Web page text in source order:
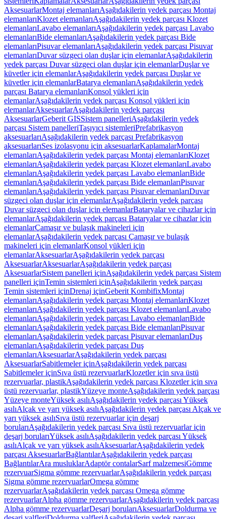
AksesuarlarMontaj elemanlarıAşağıdakilerin yedek parçası Montaj
elemanlarıKlozet elemanlarıAşağıdakilerin yedek parçası Klozet
elemanlarıLavabo elemanlarıAşağıdakilerin yedek parçası Lavabo
elemanlarıBide elemanlarıAşağıdakilerin yedek parçası Bide
elemanlarıPisuvar elemanlarıAşağıdakilerin yedek parçası Pisuvar
elemanlarıDuvar süzgeci olan duşlar için elemanlarAşağıdakilerin
yedek parçası Duvar süzgeci olan duşlar için elemanlarDuşlar ve
küvetler için elemanlarAşağıdakilerin yedek parçası Duşlar ve
küvetler için elemanlarBatarya elemanlarıAşağıdakilerin yedek
parçası Batarya elemanlarıKonsol yükleri için
elemanlarAşağıdakilerin yedek parçası Konsol yükleri için
elemanlarAksesuarlarAşağıdakilerin yedek parçası
AksesuarlarGeberit GISSistem panelleriAşağıdakilerin yedek
parçası Sistem panelleriTaşıyıcı sistemleriPrefabrikasyon
aksesuarlarıAşağıdakilerin yedek parçası Prefabrikasyon
aksesuarlarıSes izolasyonu için aksesuarlarKaplamalarMontaj
elemanlarıAşağıdakilerin yedek parçası Montaj elemanlarıKlozet
elemanlarıAşağıdakilerin yedek parçası Klozet elemanlarıLavabo
elemanlarıAşağıdakilerin yedek parçası Lavabo elemanlarıBide
elemanlarıAşağıdakilerin yedek parçası Bide elemanlarıPisuvar
elemanlarıAşağıdakilerin yedek parçası Pisuvar elemanlarıDuvar
süzgeci olan duşlar için elemanlarAşağıdakilerin yedek parçası
Duvar süzgeci olan duşlar için elemanlarBataryalar ve cihazlar için
elemanlarAşağıdakilerin yedek parçası Bataryalar ve cihazlar için
elemanlarÇamaşır ve bulaşık makineleri için
elemanlarAşağıdakilerin yedek parçası Çamaşır ve bulaşık
makineleri için elemanlarKonsol yükleri için
elemanlarAksesuarlarAşağıdakilerin yedek parçası
AksesuarlarAksesuarlarAşağıdakilerin yedek parçası
AksesuarlarSistem panelleri içinAşağıdakilerin yedek parçası Sistem
panelleri içinTemin sistemleri içinAşağıdakilerin yedek parçası
Temin sistemleri içinDrenaj içinGeberit KombifixMontaj
elemanlarıAşağıdakilerin yedek parçası Montaj elemanlarıKlozet
elemanlarıAşağıdakilerin yedek parçası Klozet elemanlarıLavabo
elemanlarıAşağıdakilerin yedek parçası Lavabo elemanlarıBide
elemanlarıAşağıdakilerin yedek parçası Bide elemanlarıPisuvar
elemanlarıAşağıdakilerin yedek parçası Pisuvar elemanlarıDuş
elemanlarıAşağıdakilerin yedek parçası Duş
elemanlarıAksesuarlarAşağıdakilerin yedek parçası
AksesuarlarSabitlemeler içinAşağıdakilerin yedek parçası
Sabitlemeler içinSıva üstü rezervuarlarKlozetler için sıva üstü
rezervuarlar, plastikAşağıdakilerin yedek parçası Klozetler için sıva
üstü rezervuarlar, plastikYüzeye monteAşağıdakilerin yedek parçası
Yüzeye monteYüksek asılıAşağıdakilerin yedek parçası Yüksek
asılıAlçak ve yarı yüksek asılıAşağıdakilerin yedek parçası Alçak ve
yarı yüksek asılıSıva üstü rezervuarlar için deşarj
borularıAşağıdakilerin yedek parçası Sıva üstü rezervuarlar için
deşarj borularıYüksek asılıAşağıdakilerin yedek parçası Yüksek
asılıAlçak ve yarı yüksek asılıAksesuarlarAşağıdakilerin yedek
parçası AksesuarlarBağlantılarAşağıdakilerin yedek parçası
BağlantılarAra musluklarAdaptör contalarSarf malzemesiGömme
rezervuarSigma gömme rezervuarlarAşağıdakilerin yedek parçası
Sigma gömme rezervuarlarOmega gömme
rezervuarlarAşağıdakilerin yedek parçası Omega gömme
rezervuarlarAlpha gömme rezervuarlarAşağıdakilerin yedek parçası
Alpha gömme rezervuarlarDeşarj borularıAksesuarlarDoldurma ve